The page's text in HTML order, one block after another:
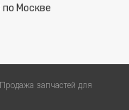
по Москве
запчастей для